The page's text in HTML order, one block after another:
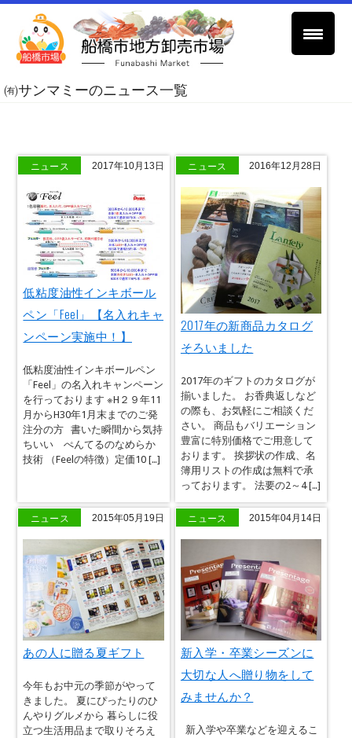
㈲サンマミーのニュース一覧
ニュース 2017年10月13日
低粘度油性インキボール
ペン「Feel」【名入れキャ
ンペーン実施中！】
低粘度油性インキボールペン
「Feel」の名入れキャンペーン
を行っております ※H２９年11
月からH30年1月末までのご発
注分の方 書いた瞬間から気持
ちいい ぺんてるのなめらか
技術 （Feelの特徴）定価10 […]
ニュース 2016年12月28日
2017年の新商品カタログ
そろいました
2017年のギフトのカタログが
揃いました。 お香典返しなど
の際も、お気軽にご相談くだ
さい。 商品もバリエーション
豊富に特別価格でご用意して
おります。 挨拶状の作成、名
簿用リストの作成は無料で承
っております。 法要の2～4 […]
ニュース 2015年05月19日
あの人に贈る夏ギフト
今年もお中元の季節がやって
きました。 夏にぴったりのひ
んやりグルメから 暮らしに役
立つ生活用品まで取りそろえ
ニュース 2015年04月14日
新入学・卒業シーズンに
大切な人へ贈り物をして
みませんか？
新入学や卒業などを迎えるこ